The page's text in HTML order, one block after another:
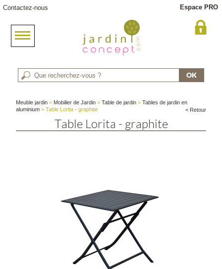
Contactez-nous Espace PRO
Meuble jardin > Mobilier de Jardin >Table de jardin >Tables de jardin en
aluminium > Table Lorita - graphite < Retour
Table Lorita - graphite